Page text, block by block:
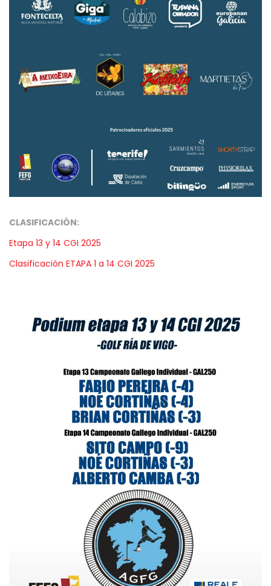
CLASIFICACIÓN:
Etapa 13 y 14 CGI 2025
Clasificación ETAPA 1 a 14 CGI 2025